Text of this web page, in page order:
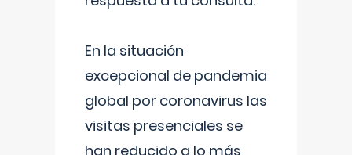
En la situación
excepcional de pandemia
global por coronavirus las
visitas presenciales se
han reducido a lo más